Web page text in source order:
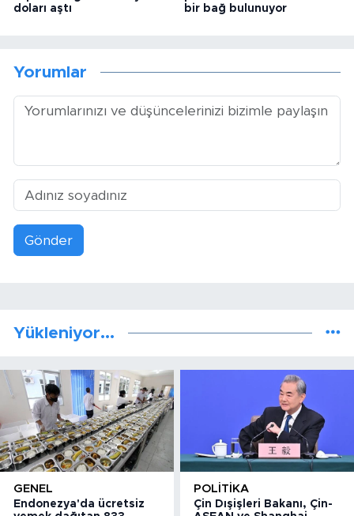
doları aştı
bir bağ bulunuyor
Yorumlar
Gönder
Yükleniyor...
GENEL
Endonezya'da ücretsiz
POLITIKA
Çin Dışişleri Bakanı, Çin-